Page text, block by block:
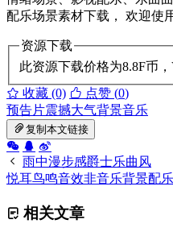
配乐场景素材下载， 欢迎使
资源下载
此资源下载价格为8.8F币
收藏 (0)
点赞 (0)
预告片震撼大气背景音乐
复制本文链接
雨中漫步感爵士乐曲风
悦耳鸟鸣音效非音乐背景配乐
相关文章